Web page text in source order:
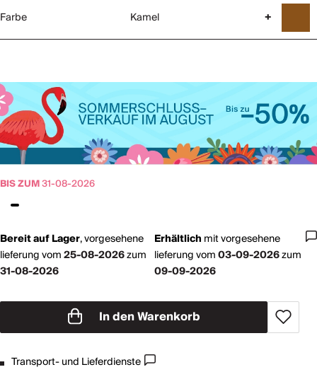
Farbe Kamel +
BIS ZUM31-08-2026
Bereit auf Lager,vorgesehene
lieferung vom25-08-2026zum
31-08-2026
Erhältlich mitvorgesehene
lieferung vom03-09-2026zum
09-09-2026
In den Warenkorb
Transport- und Lieferdienste